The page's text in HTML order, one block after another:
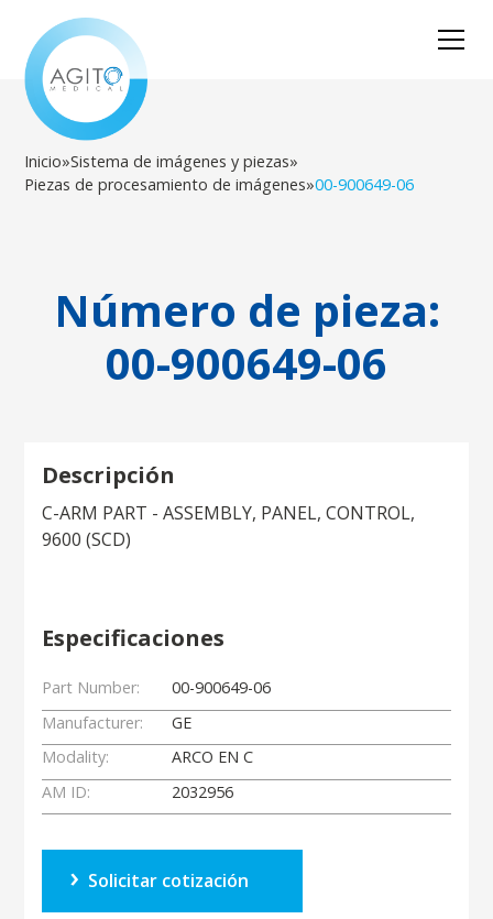
Inicio»Sistema de imágenes y piezas»
Piezas de procesamiento de imágenes»00-900649-06
Número de pieza:
00-900649-06
Descripción
C-ARM PART - ASSEMBLY, PANEL, CONTROL,
9600 (SCD)
Especificaciones
Part Number:
00-900649-06
Manufacturer:
GE
Modality:
ARCO EN C
AM ID:
2032956
Solicitar cotización